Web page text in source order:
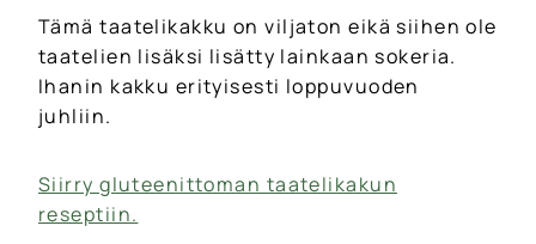
Tämä taatelikakku on viljaton eikä siihen ole
taatelien lisäksi lisätty lainkaan sokeria.
Ihanin kakku erityisesti loppuvuoden
juhliin.
Siirry gluteenittoman taatelikakun
reseptiin.